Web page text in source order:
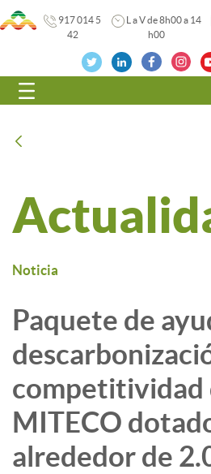
917 014 5
42
L a V de 8h00 a 14
h00
Noticia
Paquete de
competitividad
MITECO
alrededor de